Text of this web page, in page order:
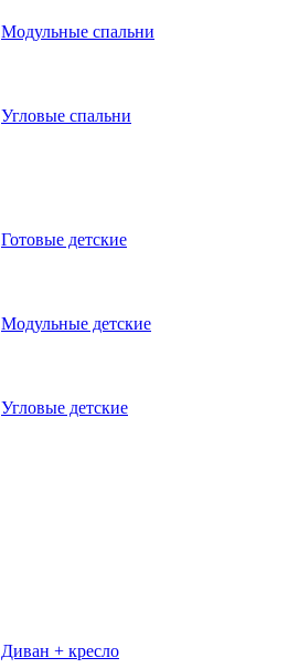
Модульные спальни
Угловые спальни
Готовые детские
Модульные детские
Угловые детские
Диван + кресло